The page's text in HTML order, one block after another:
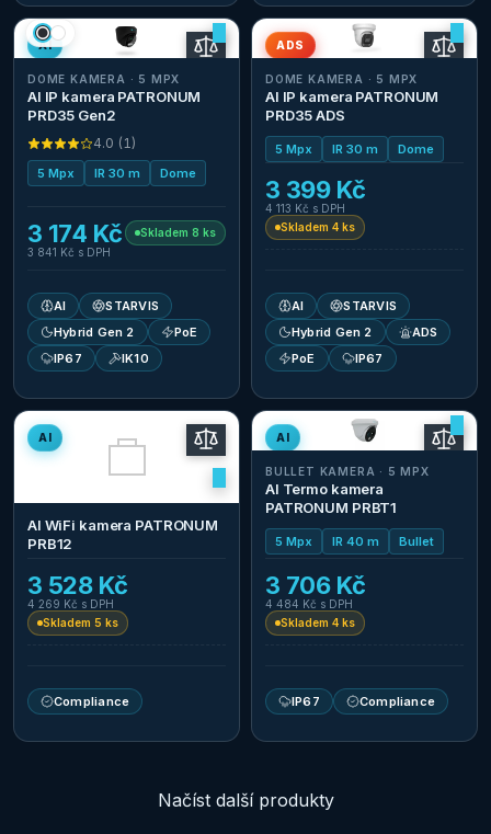
AI
DOME KAMERA · 5 MPX
AI IP kamera PATRONUM
PRD35 Gen2
4.0 (1)
5 Mpx IR 30 m Dome
3 174 Kč
3 841 Kč s DPH
Skladem 8 ks
AI
STARVIS
Hybrid Gen 2
PoE
IP67
IK10
ADS
DOME KAMERA · 5 MPX
AI IP kamera PATRONUM
PRD35 ADS
5 Mpx IR 30 m Dome
3 399 Kč
4 113 Kč s DPH
Skladem 4 ks
AI
STARVIS
Hybrid Gen 2
ADS
PoE
IP67
AI
AI WiFi kamera PATRONUM
PRB12
3 528 Kč
4 269 Kč s DPH
Skladem 5 ks
Compliance
AI
BULLET KAMERA · 5 MPX
AI Termo kamera
PATRONUM PRBT1
5 Mpx IR 40 m Bullet
3 706 Kč
4 484 Kč s DPH
Skladem 4 ks
IP67 Compliance
Načíst další produkty